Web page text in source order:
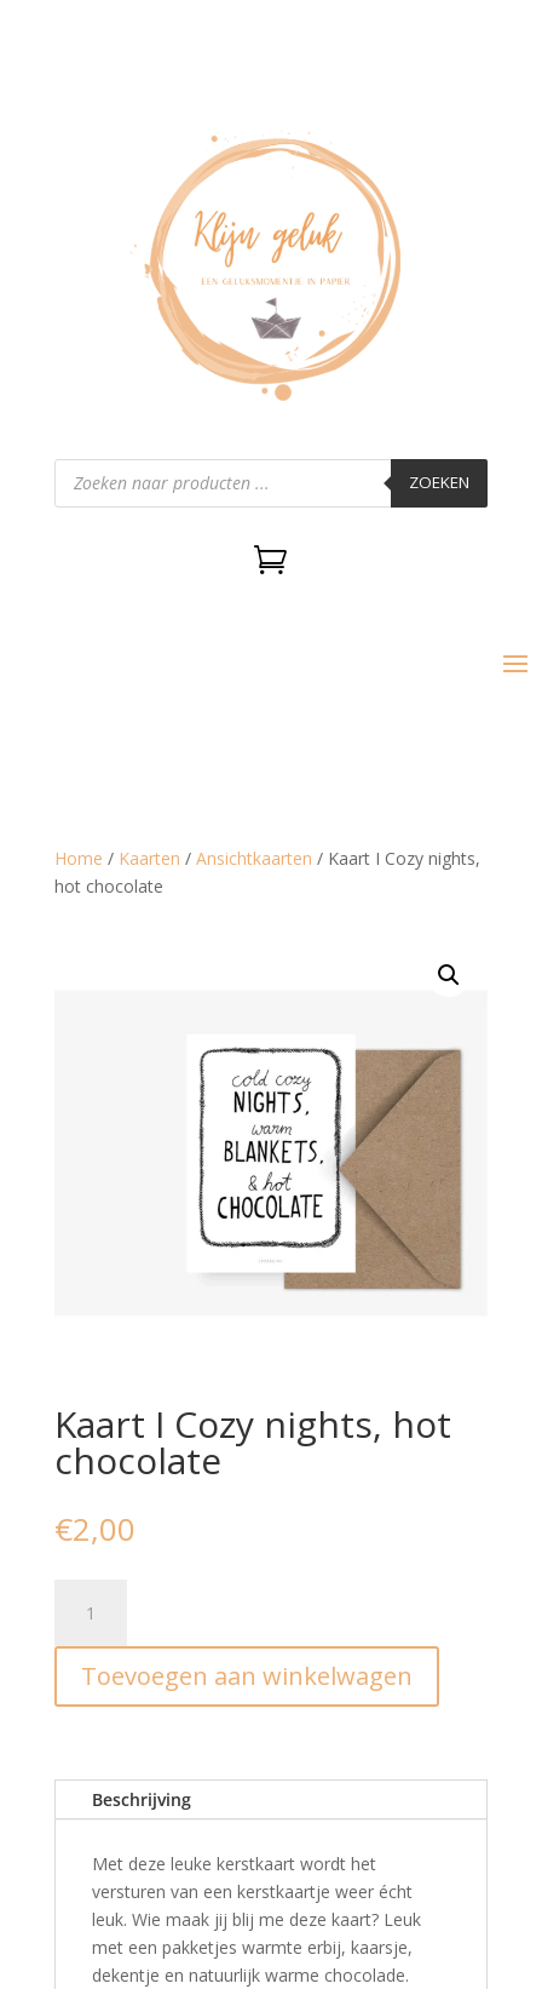
Producten
zoeken ZOEKEN

Home / Kaarten / Ansichtkaarten / Kaart I Cozy nights,
hot chocolate
Kaart I Cozy nights, hot
chocolate
€2,00
Cozy
nights,
hot
Toevoegen aan winkelwagen
Beschrijving
Met deze leuke kerstkaart wordt het
versturen van een kerstkaartje weer écht
leuk. Wie maak jij blij me deze kaart? Leuk
met een pakketjes warmte erbij, kaarsje,
dekentje en natuurlijk warme chocolade.